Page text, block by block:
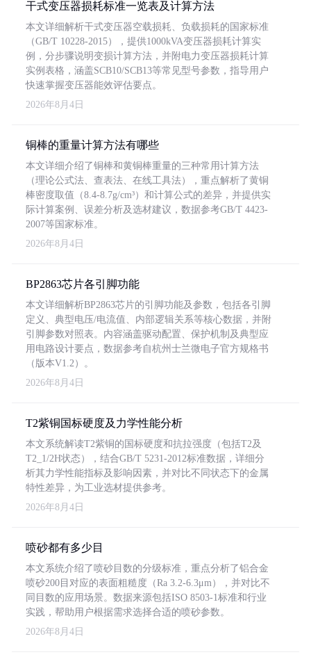
干式变压器损耗标准一览表及计算方法
本文详细解析干式变压器空载损耗、负载损耗的国家标准
（GB/T 10228-2015），提供1000kVA变压器损耗计算实
例，分步骤说明变损计算方法，并附电力变压器损耗计算
实例表格，涵盖SCB10/SCB13等常见型号参数，指导用户
快速掌握变压器能效评估要点。
2026年8月4日
铜棒的重量计算方法有哪些
本文详细介绍了铜棒和黄铜棒重量的三种常用计算方法
（理论公式法、查表法、在线工具法），重点解析了黄铜
棒密度取值（8.4-8.7g/cm³）和计算公式的差异，并提供实
际计算案例、误差分析及选材建议，数据参考GB/T 4423-
2007等国家标准。
2026年8月4日
BP2863芯片各引脚功能
本文详细解析BP2863芯片的引脚功能及参数，包括各引脚
定义、典型电压/电流值、内部逻辑关系等核心数据，并附
引脚参数对照表。内容涵盖驱动配置、保护机制及典型应
用电路设计要点，数据参考自杭州士兰微电子官方规格书
（版本V1.2）。
2026年8月4日
T2紫铜国标硬度及力学性能分析
本文系统解读T2紫铜的国标硬度和抗拉强度（包括T2及
T2_1/2H状态），结合GB/T 5231-2012标准数据，详细分
析其力学性能指标及影响因素，并对比不同状态下的金属
特性差异，为工业选材提供参考。
2026年8月4日
喷砂都有多少目
本文系统介绍了喷砂目数的分级标准，重点分析了铝合金
喷砂200目对应的表面粗糙度（Ra 3.2-6.3μm），并对比不
同目数的应用场景。数据来源包括ISO 8503-1标准和行业
实践，帮助用户根据需求选择合适的喷砂参数。
2026年8月4日